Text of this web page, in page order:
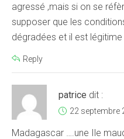
agressé ,mais si on se
supposer que les
dégradées et il est légitime
Reply
patrice dit :
22 septembre
Madagascar ….une Ile